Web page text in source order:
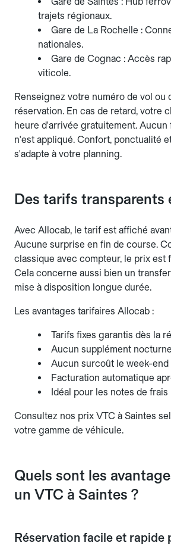
trajets régionaux.
Gare de La Rochelle :
nationales.
Gare de Cognac : Accès
viticole.
Renseignez votre numéro de vol ou
réservation. En cas de retard, votre
heure d'arrivée gratuitement.
n'est appliqué. Confort, ponctualité
s'adapte à votre planning.
Des tarifs transparents
Avec Allocab, le tarif est affiché
Aucune surprise en fin de course.
classique avec compteur, le prix est
Cela concerne aussi bien un
mise à disposition longue durée.
Les avantages tarifaires Allocab :
Tarifs fixes garantis dès la
Aucun supplément
Aucun surcoût le week-
Facturation automatique
Idéal pour les notes de
Consultez nos prix VTC à Saintes
votre gamme de véhicule.
Quels sont les
un VTC à Saintes ?
Réservation facile et rapide